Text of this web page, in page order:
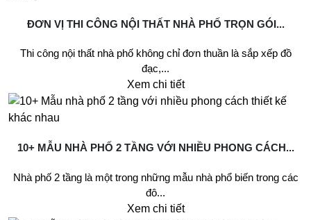
ĐƠN VỊ THI CÔNG NỘI THẤT NHÀ PHỐ TRỌN GÓI...
Thi công nội thất nhà phố không chỉ đơn thuần là sắp xếp đồ
đạc,...
Xem chi tiết
10+ MẪU NHÀ PHỐ 2 TẦNG VỚI NHIỀU PHONG CÁCH...
Nhà phố 2 tầng là một trong những mẫu nhà phổ biến trong các
đô...
Xem chi tiết